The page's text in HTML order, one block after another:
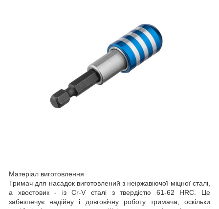
Матеріал виготовлення
Тримач для насадок виготовлений з неіржавіючої міцної сталі,
а хвостовик - із Cr-V сталі з твердістю 61-62 HRC. Це
забезпечує надійну і довговічну роботу тримача, оскільки